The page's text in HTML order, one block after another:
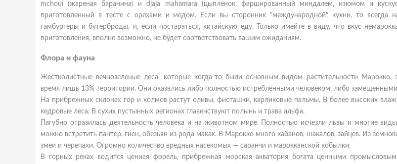
mchoui (жареная баранина) и djaja mahamara (цыпленок, фаршированный миндалем, изюмом и
приготовленный в тесте с орехами и медом. Если вы сторонник "международной" кухни, то всегда
гамбургеры и бутерброды, и, если постараться, китайскую еду. Только имейте в виду, что вкус
приготовления, вполне возможно, не будет соответствовать вашим ожиданиям.
Флора и фауна
Жестколистные вечнозеленые леса, которые когда-то были основным видом растительности Марокко,
время лишь 13% территории. Они оказались либо полностью истребленными человеком, либо
На прибрежных склонах гор и холмов растут оливы, фисташки, карликовые пальмы. В более высоких
кедровые леса. В сухих пустынных регионах главенствуют полынь и трава альфа.
Пагубно отразилась деятельность человека и на животном мире. Полностью исчезли львы и многие
можно встретить пантер, гиен, обезьян из рода макак. В Марокко много кабанов, шакалов, зайцев. Из
змеи и черепахи. Огромно количество вредных насекомых — саранчи и марокканской кобылки.
В горных реках водится ценная форель, прибрежная морская акватория богата ценными